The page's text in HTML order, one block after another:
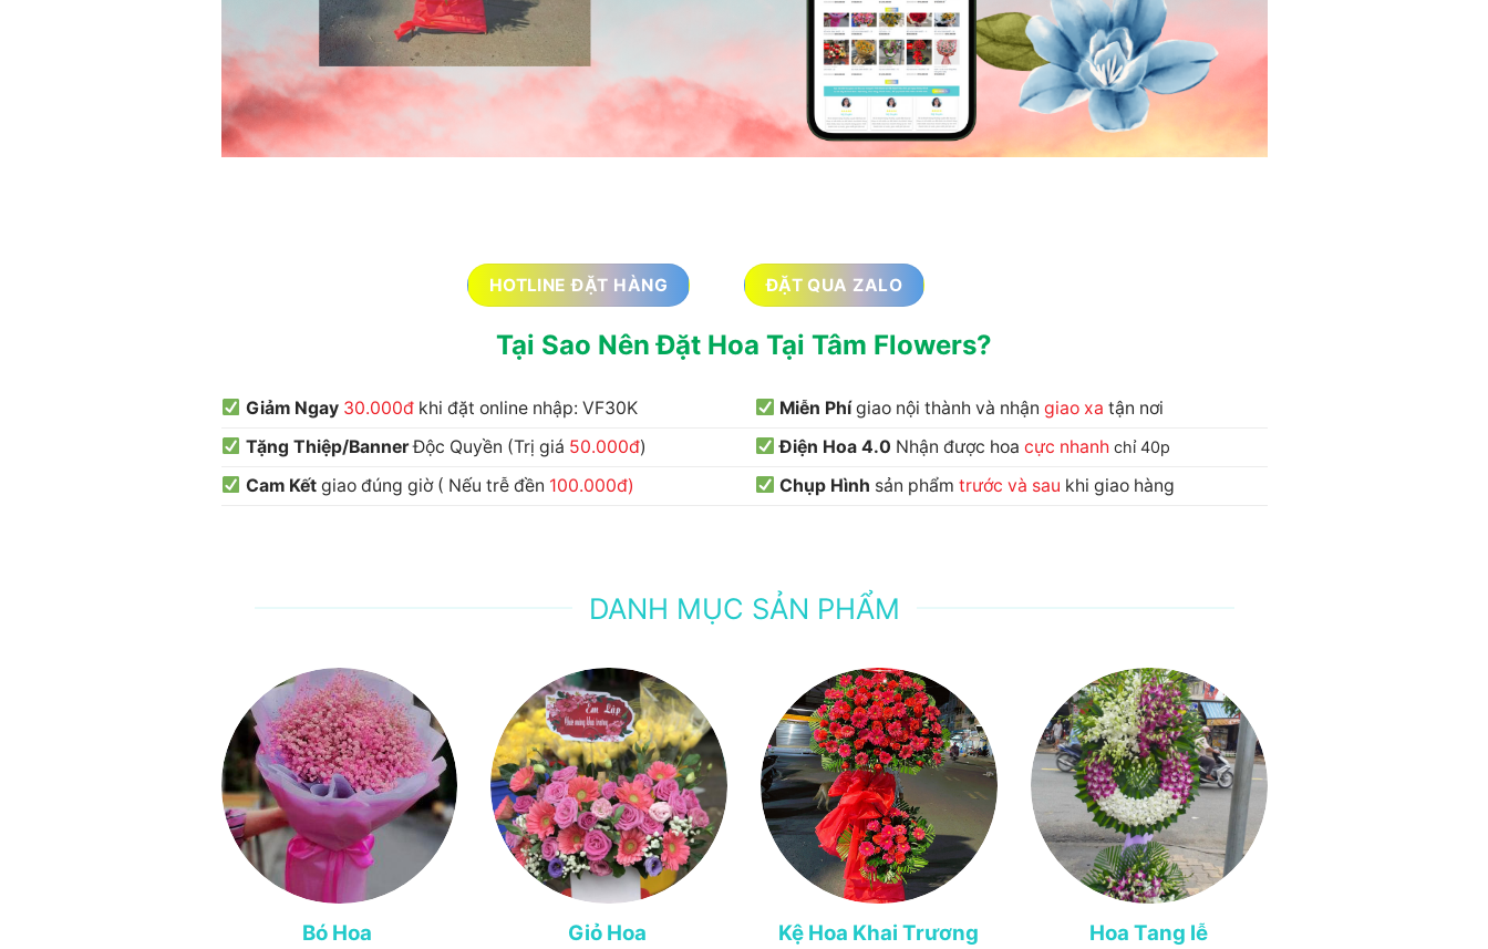
HOTLINE ĐẶT HÀNG ĐẶT QUA ZALO
Tại Sao Nên Đặt Hoa Tại Tâm Flowers?
Giảm Ngay 30.000đkhi đặt online nhập: VF30K Miễn Phígiao nội thành và nhận giao xa tận nơi
Tặng Thiệp/BannerĐộc Quyền (Trị giá 50.000đ) Điện Hoa 4.0 Nhận được hoa cực nhanh chỉ 40p
Cam Kếtgiao đúng giờ ( Nếu trễ đền 100.000đ) Chụp Hình sản phẩm trước và sau khi giao hàng
DANH MỤC SẢN PHẨM
Bó Hoa Giỏ Hoa Kệ Hoa Khai Trương Hoa Tang lễ